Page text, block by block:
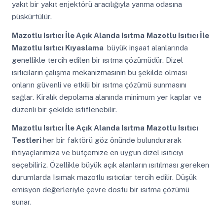
yakıt bir yakıt enjektörü aracılığıyla yanma odasına
püskürtülür.
Mazotlu Isıtıcı İle Açık Alanda Isıtma Mazotlu Isıtıcı İle
Mazotlu Isıtıcı Kıyaslama büyük inşaat alanlarında
genellikle tercih edilen bir ısıtma çözümüdür. Dizel
ısıtıcıların çalışma mekanizmasının bu şekilde olması
onların güvenli ve etkili bir ısıtma çözümü sunmasını
sağlar. Kiralık depolama alanında minimum yer kaplar ve
düzenli bir şekilde istiflenebilir.
Mazotlu Isıtıcı İle Açık Alanda Isıtma Mazotlu Isıtıcı
Testleriher bir faktörü göz önünde bulundurarak
ihtiyaçlarımıza ve bütçemize en uygun dizel ısıtıcıyı
seçebiliriz. Özellikle büyük açık alanların ısıtılması gereken
durumlarda Isımak mazotlu ısıtıcılar tercih edilir. Düşük
emisyon değerleriyle çevre dostu bir ısıtma çözümü
sunar.